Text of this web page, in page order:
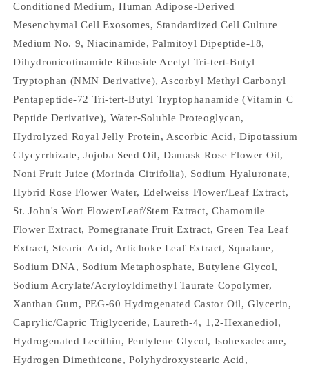
Conditioned Medium, Human Adipose-Derived
Mesenchymal Cell Exosomes, Standardized Cell Culture
Medium No. 9, Niacinamide, Palmitoyl Dipeptide-18,
Dihydronicotinamide Riboside Acetyl Tri-tert-Butyl
Tryptophan (NMN Derivative), Ascorbyl Methyl Carbonyl
Pentapeptide-72 Tri-tert-Butyl Tryptophanamide (Vitamin C
Peptide Derivative), Water-Soluble Proteoglycan,
Hydrolyzed Royal Jelly Protein, Ascorbic Acid, Dipotassium
Glycyrrhizate, Jojoba Seed Oil, Damask Rose Flower Oil,
Noni Fruit Juice (Morinda Citrifolia), Sodium Hyaluronate,
Hybrid Rose Flower Water, Edelweiss Flower/Leaf Extract,
St. John's Wort Flower/Leaf/Stem Extract, Chamomile
Flower Extract, Pomegranate Fruit Extract, Green Tea Leaf
Extract, Stearic Acid, Artichoke Leaf Extract, Squalane,
Sodium DNA, Sodium Metaphosphate, Butylene Glycol,
Sodium Acrylate/Acryloyldimethyl Taurate Copolymer,
Xanthan Gum, PEG-60 Hydrogenated Castor Oil, Glycerin,
Caprylic/Capric Triglyceride, Laureth-4, 1,2-Hexanediol,
Hydrogenated Lecithin, Pentylene Glycol, Isohexadecane,
Hydrogen Dimethicone, Polyhydroxystearic Acid,